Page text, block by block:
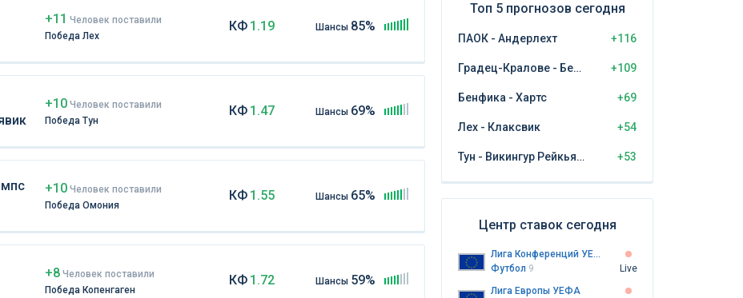
+11 Человек поставили
Победа Лех
КФ 1.19 Шансы 85%
+10 Человек поставили
Победа Тун
КФ 1.47 Шансы 69%
+10 Человек поставили
Победа Омония
КФ 1.55 Шансы 65%
+8 Человек поставили
Победа Копенгаген
КФ 1.72 Шансы 59%
Топ 5 прогнозов сегодня
ПАОК - Андерлехт +116
Градец-Кралове - Бешикташ +109
Бенфика - Хартс +69
Лех - Клаксвик +54
Тун - Викингур Рейкьявик +53
Центр ставок сегодня
Лига Конференций УЕФА
Футбол 9
Live
Лига Европы УЕФА